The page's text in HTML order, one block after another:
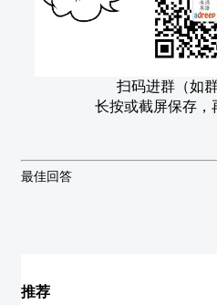
扫码进群（如
长按或截屏保存，
最佳回答
推荐